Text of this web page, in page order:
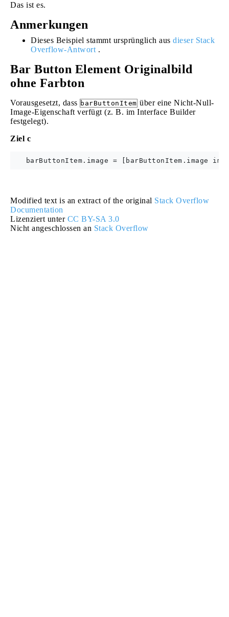
Das ist es.
Anmerkungen
Dieses Beispiel stammt ursprünglich aus dieser Stack
Overflow-Antwort .
Bar Button Element Originalbild
ohne Farbton
Vorausgesetzt, dass barButtonItem über eine Nicht-Null-
Image-Eigenschaft verfügt (z. B. im Interface Builder
festgelegt).
Ziel c
Modified text is an extract of the original Stack Overflow
Documentation
Lizenziert unter CC BY-SA 3.0
Nicht angeschlossen an Stack Overflow